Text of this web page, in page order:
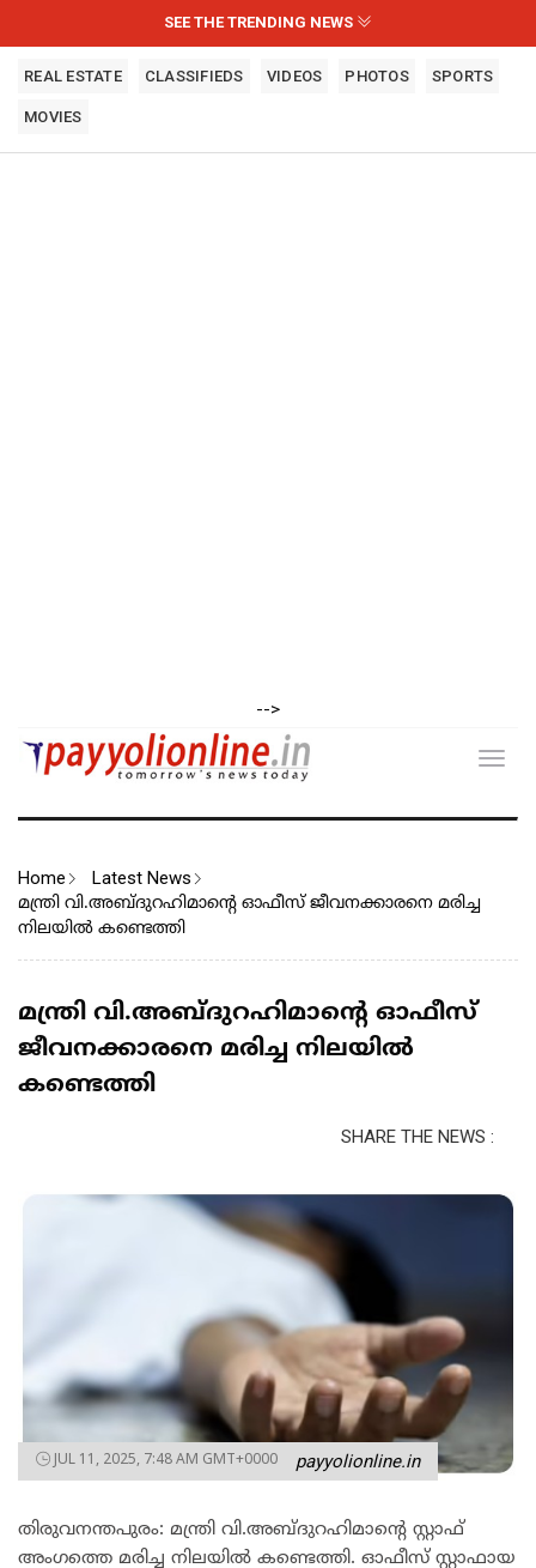
SEE THE TRENDING NEWS
REAL ESTATE CLASSIFIEDS VIDEOS PHOTOS SPORTS
MOVIES
-->
Home Latest News
മന്ത്രി വി.അബ്ദുറഹിമാന്റെ ഓഫീസ് ജീവനക്കാരനെ മരിച്ച
നിലയില്‍ കണ്ടെത്തി
മന്ത്രി വി.അബ്ദുറഹിമാന്റെ ഓഫീസ്
ജീവനക്കാരനെ മരിച്ച നിലയില്‍
കണ്ടെത്തി
SHARE THE NEWS :
JUL 11, 2025, 7:48 AM GMT+0000 payyolionline.in
തിരുവനന്തപുരം: മന്ത്രി വി.അബ്ദുറഹിമാന്റെ സ്റ്റാഫ്
അംഗത്തെ മരിച്ച നിലയിൽ കണ്ടെത്തി. ഓഫീസ് സ്റ്റാഫായ